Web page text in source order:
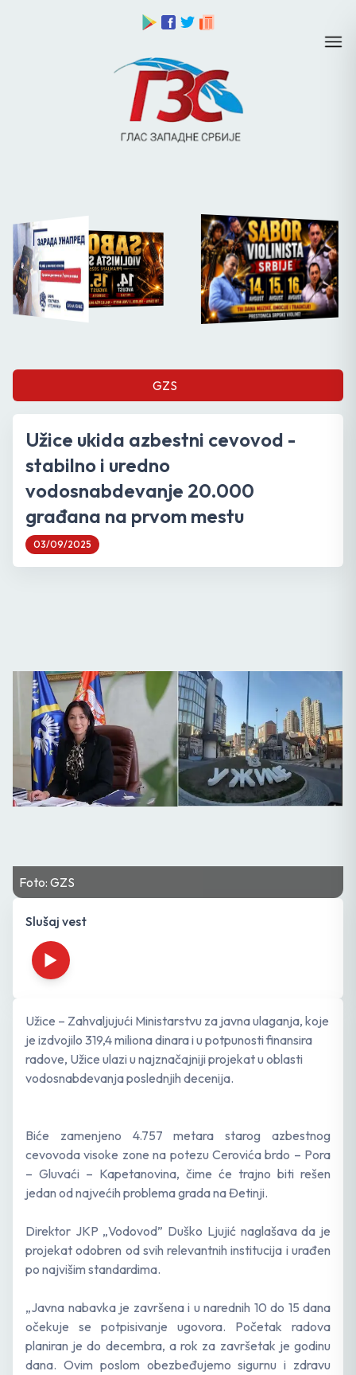
GZS
Užice ukida azbestni cevovod -
stabilno i uredno
vodosnabdevanje 20.000
građana na prvom mestu
03/09/2025
Foto: GZS
Slušaj vest
Užice – Zahvaljujući Ministarstvu za javna ulaganja, koje
je izdvojilo 319,4 miliona dinara i u potpunosti finansira
radove, Užice ulazi u najznačajniji projekat u oblasti
vodosnabdevanja poslednjih decenija.
Biće zamenjeno 4.757 metara starog azbestnog
cevovoda visoke zone na potezu Cerovića brdo – Pora
– Gluvaći – Kapetanovina, čime će trajno biti rešen
jedan od najvećih problema grada na Đetinji.
Direktor JKP „Vodovod” Duško Ljujić naglašava da je
projekat odobren od svih relevantnih institucija i urađen
po najvišim standardima.
„Javna nabavka je završena i u narednih 10 do 15 dana
očekuje se potpisivanje ugovora. Početak radova
planiran je do decembra, a rok za završetak je godinu
dana. Ovim poslom obezbeđujemo sigurnu i zdravu